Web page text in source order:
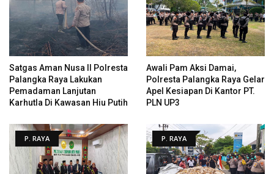
Satgas Aman Nusa II Polresta
Palangka Raya Lakukan
Pemadaman Lanjutan
Karhutla Di Kawasan Hiu Putih
Awali Pam Aksi Damai,
Polresta Palangka Raya Gelar
Apel Kesiapan Di Kantor PT.
PLN UP3
P. RAYA P. RAYA